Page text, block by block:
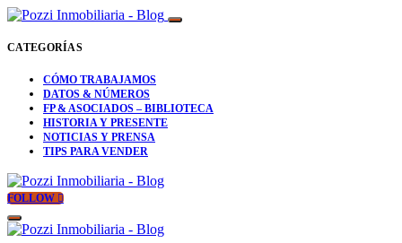
CATEGORÍAS
CÓMO TRABAJAMOS
DATOS & NÚMEROS
FP & ASOCIADOS – BIBLIOTECA
HISTORIA Y PRESENTE
NOTICIAS Y PRENSA
TIPS PARA VENDER
FOLLOW